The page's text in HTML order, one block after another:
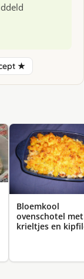
★
Bloemkool
ovenschotel met
krieltjes en